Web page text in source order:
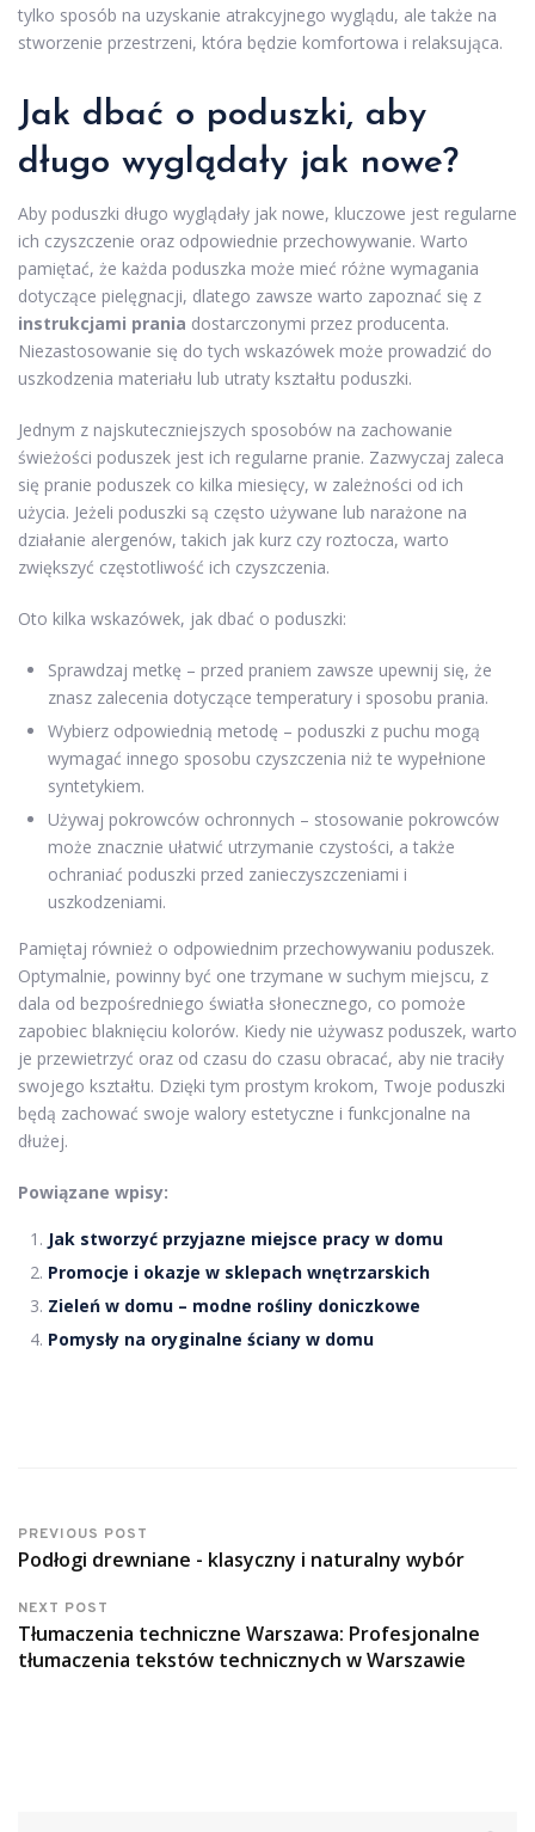
tylko sposób na uzyskanie atrakcyjnego wyglądu, ale także na
stworzenie przestrzeni, która będzie komfortowa i relaksująca.
Jak dbać o poduszki, aby
długo wyglądały jak nowe?
Aby poduszki długo wyglądały jak nowe, kluczowe jest regularne
ich czyszczenie oraz odpowiednie przechowywanie. Warto
pamiętać, że każda poduszka może mieć różne wymagania
dotyczące pielęgnacji, dlatego zawsze warto zapoznać się z
instrukcjami prania dostarczonymi przez producenta.
Niezastosowanie się do tych wskazówek może prowadzić do
uszkodzenia materiału lub utraty kształtu poduszki.
Jednym z najskuteczniejszych sposobów na zachowanie
świeżości poduszek jest ich regularne pranie. Zazwyczaj zaleca
się pranie poduszek co kilka miesięcy, w zależności od ich
użycia. Jeżeli poduszki są często używane lub narażone na
działanie alergenów, takich jak kurz czy roztocza, warto
zwiększyć częstotliwość ich czyszczenia.
Oto kilka wskazówek, jak dbać o poduszki:
Sprawdzaj metkę – przed praniem zawsze upewnij się, że
znasz zalecenia dotyczące temperatury i sposobu prania.
Wybierz odpowiednią metodę – poduszki z puchu mogą
wymagać innego sposobu czyszczenia niż te wypełnione
syntetykiem.
Używaj pokrowców ochronnych – stosowanie pokrowców
może znacznie ułatwić utrzymanie czystości, a także
ochraniać poduszki przed zanieczyszczeniami i
uszkodzeniami.
Pamiętaj również o odpowiednim przechowywaniu poduszek.
Optymalnie, powinny być one trzymane w suchym miejscu, z
dala od bezpośredniego światła słonecznego, co pomoże
zapobiec blaknięciu kolorów. Kiedy nie używasz poduszek, warto
je przewietrzyć oraz od czasu do czasu obracać, aby nie traciły
swojego kształtu. Dzięki tym prostym krokom, Twoje poduszki
będą zachować swoje walory estetyczne i funkcjonalne na
dłużej.
Powiązane wpisy:
Jak stworzyć przyjazne miejsce pracy w domu
Promocje i okazje w sklepach wnętrzarskich
Zieleń w domu – modne rośliny doniczkowe
Pomysły na oryginalne ściany w domu
PREVIOUS POST
Podłogi drewniane - klasyczny i naturalny wybór
NEXT POST
Tłumaczenia techniczne Warszawa: Profesjonalne
tłumaczenia tekstów technicznych w Warszawie